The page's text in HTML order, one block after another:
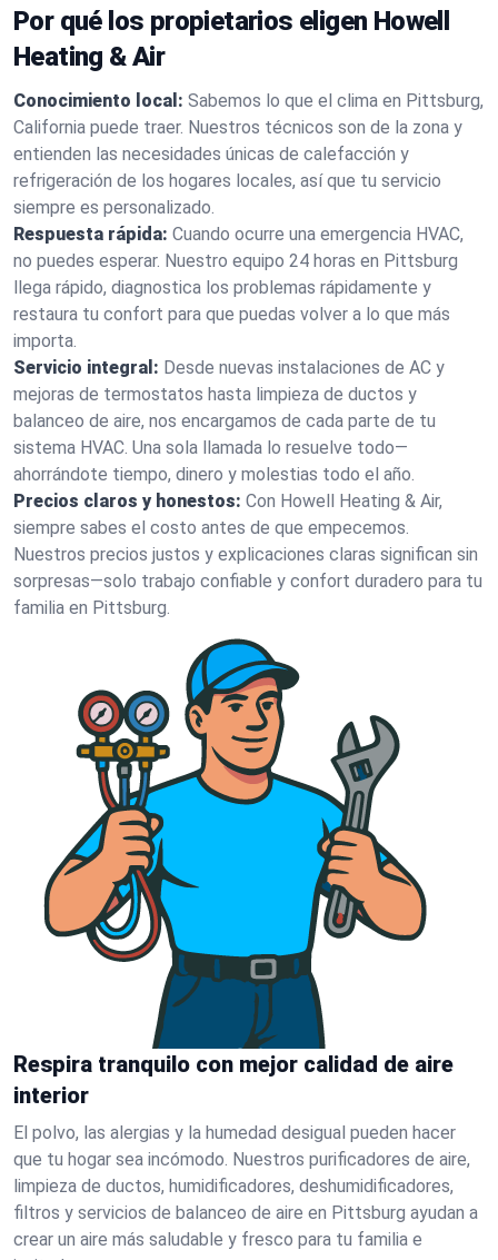
Por qué los propietarios eligen Howell
Heating & Air
Conocimiento local: Sabemos lo que el clima en Pittsburg,
California puede traer. Nuestros técnicos son de la zona y
entienden las necesidades únicas de calefacción y
refrigeración de los hogares locales, así que tu servicio
siempre es personalizado.
Respuesta rápida: Cuando ocurre una emergencia HVAC,
no puedes esperar. Nuestro equipo 24 horas en Pittsburg
llega rápido, diagnostica los problemas rápidamente y
restaura tu confort para que puedas volver a lo que más
importa.
Servicio integral: Desde nuevas instalaciones de AC y
mejoras de termostatos hasta limpieza de ductos y
balanceo de aire, nos encargamos de cada parte de tu
sistema HVAC. Una sola llamada lo resuelve todo—
ahorrándote tiempo, dinero y molestias todo el año.
Precios claros y honestos: Con Howell Heating & Air,
siempre sabes el costo antes de que empecemos.
Nuestros precios justos y explicaciones claras significan sin
sorpresas—solo trabajo confiable y confort duradero para tu
familia en Pittsburg.
Respira tranquilo con mejor calidad de aire
interior
El polvo, las alergias y la humedad desigual pueden hacer
que tu hogar sea incómodo. Nuestros purificadores de aire,
limpieza de ductos, humidificadores, deshumidificadores,
filtros y servicios de balanceo de aire en Pittsburg ayudan a
crear un aire más saludable y fresco para tu familia e